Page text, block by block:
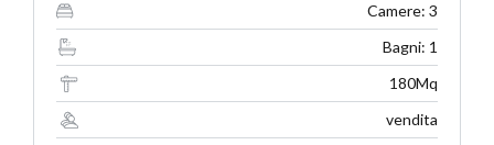
Camere: 3
Bagni: 1
180Mq
vendita